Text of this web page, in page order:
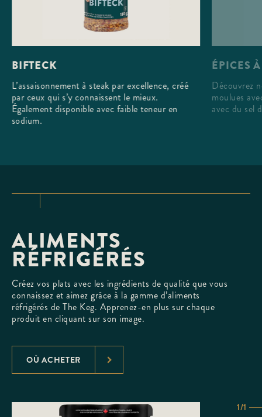
BIFTECK
L’assaisonnement à steak par excellence, créé
par ceux qui s’y connaissent le mieux.
Également disponible avec faible teneur en
sodium.
ÉPICES
Découvrez
moulues
avec du sel
ALIMENTS
RÉFRIGÉRÉS
Créez vos plats avec les ingrédients de qualité que vous
connaissez et aimez grâce à la gamme d’aliments
réfrigérés de The Keg. Apprenez-en plus sur chaque
produit en cliquant sur son image.
OÙ ACHETER
1/1